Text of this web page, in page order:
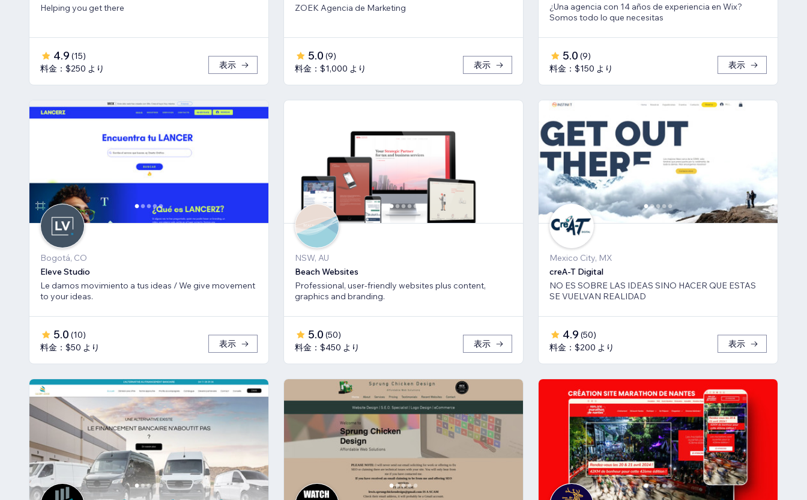
Helping you get there
4.9 (15)
料金：$250 より
表示
ZOEK Agencia de Marketing
5.0 (9)
料金：$1,000 より
表示
¿Una agencia con 14 años de experiencia en Wix?
Somos todo lo que necesitas
5.0 (9)
料金：$150 より
表示
Bogotá, CO
Eleve Studio
Le damos movimiento a tus ideas / We give movement
to your ideas.
5.0 (10)
料金：$50 より
表示
NSW, AU
Beach Websites
Professional, user-friendly websites plus content,
graphics and branding.
5.0 (50)
料金：$450 より
表示
Mexico City, MX
creA-T Digital
NO ES SOBRE LAS IDEAS SINO HACER QUE ESTAS
SE VUELVAN REALIDAD
4.9 (50)
料金：$200 より
表示